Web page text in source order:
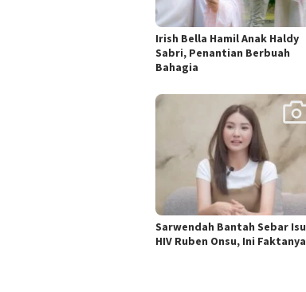
Irish Bella Hamil Anak Haldy
Sabri, Penantian Berbuah
Bahagia
Sarwendah Bantah Sebar Isu
HIV Ruben Onsu, Ini Faktanya